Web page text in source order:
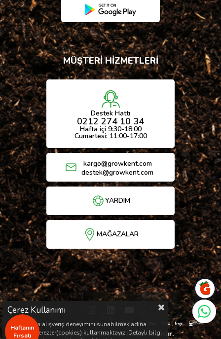
MÜŞTERİ HİZMETLERİ
Destek Hattı
0212 274 10 34
Hafta içi 9:30-18:00
Cumartesi: 11:00-17:00
kargo@growkent.com
destek@growkent.com
YARDIM
MAĞAZALAR
Haftanın
Fırsatı
© Copyright 2026 / Her hakkı saklıdır.
Çerez Kullanımı
Sizlere en iyi alışveriş deneyimini sunabilmek adına
sitemizde çerezler(cookies) kullanmaktayız. Detaylı bilgi